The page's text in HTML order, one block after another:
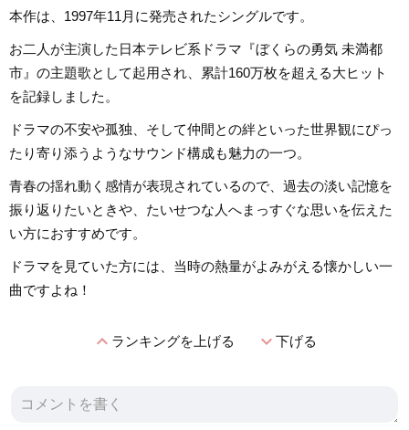
本作は、1997年11月に発売されたシングルです。
お二人が主演した日本テレビ系ドラマ『ぼくらの勇気 未満都
市』の主題歌として起用され、累計160万枚を超える大ヒット
を記録しました。
ドラマの不安や孤独、そして仲間との絆といった世界観にぴっ
たり寄り添うようなサウンド構成も魅力の一つ。
青春の揺れ動く感情が表現されているので、過去の淡い記憶を
振り返りたいときや、たいせつな人へまっすぐな思いを伝えた
い方におすすめです。
ドラマを見ていた方には、当時の熱量がよみがえる懐かしい一
曲ですよね！
expand_lessランキングを上げる expand_more下げる